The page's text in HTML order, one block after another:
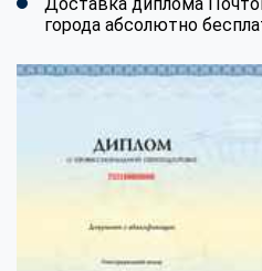
города абсолютно